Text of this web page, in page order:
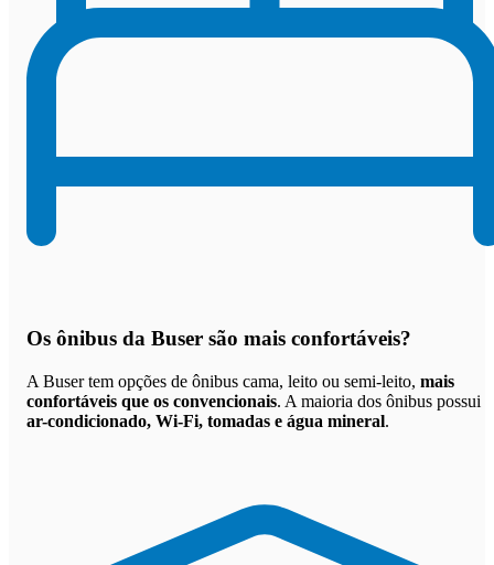
Os ônibus da Buser são mais confortáveis?
A Buser tem opções de ônibus cama, leito ou semi-leito, mais
confortáveis que os convencionais. A maioria dos ônibus possui
ar-condicionado, Wi-Fi, tomadas e água mineral.